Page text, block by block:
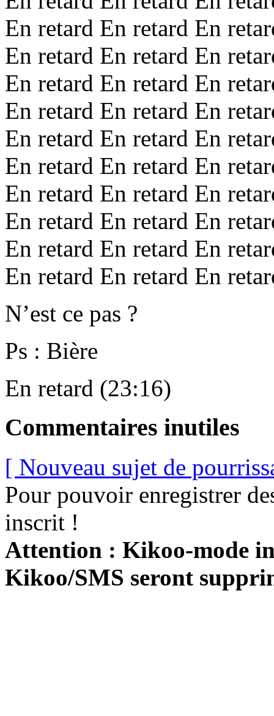
En retard En retard En
En retard En retard En
En retard En retard En
En retard En retard En
En retard En retard En
En retard En retard En
En retard En retard En
En retard En retard En
En retard En retard En
En retard En retard En
N’est ce pas ?
Ps : Bière
En retard (23:16)
Commentaires inutiles
[ Nouveau sujet de
Pour pouvoir enregistrer
inscrit !
Attention : Kikoo-mode
Kikoo/SMS seront